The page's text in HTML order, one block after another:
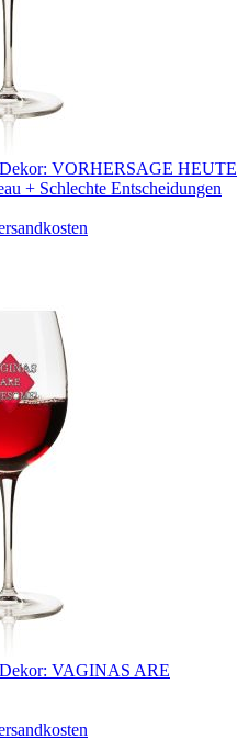
VORHERSAGE HEUTE
+ Schlechte Entscheidungen
VAGINAS ARE